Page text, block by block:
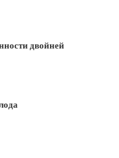
двойней